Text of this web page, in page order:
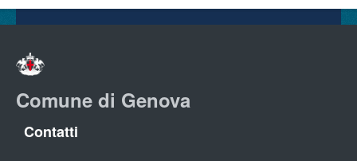
Comune di Genova
Contatti